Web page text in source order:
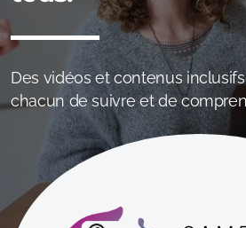
Des vidéos et contenus
chacun de suivre et de